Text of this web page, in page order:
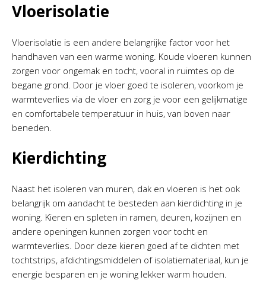
Vloerisolatie
Vloerisolatie is een andere belangrijke factor voor het
handhaven van een warme woning. Koude vloeren kunnen
zorgen voor ongemak en tocht, vooral in ruimtes op de
begane grond. Door je vloer goed te isoleren, voorkom je
warmteverlies via de vloer en zorg je voor een gelijkmatige
en comfortabele temperatuur in huis, van boven naar
beneden.
Kierdichting
Naast het isoleren van muren, dak en vloeren is het ook
belangrijk om aandacht te besteden aan kierdichting in je
woning. Kieren en spleten in ramen, deuren, kozijnen en
andere openingen kunnen zorgen voor tocht en
warmteverlies. Door deze kieren goed af te dichten met
tochtstrips, afdichtingsmiddelen of isolatiemateriaal, kun je
energie besparen en je woning lekker warm houden.